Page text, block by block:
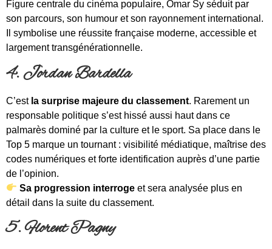
Figure centrale du cinéma populaire, Omar Sy séduit par
son parcours, son humour et son rayonnement international.
Il symbolise une réussite française moderne, accessible et
largement transgénérationnelle.
4. Jordan Bardella
C’est la surprise majeure du classement. Rarement un
responsable politique s’est hissé aussi haut dans ce
palmarès dominé par la culture et le sport. Sa place dans le
Top 5 marque un tournant : visibilité médiatique, maîtrise des
codes numériques et forte identification auprès d’une partie
de l’opinion.
Sa progression interroge et sera analysée plus en
détail dans la suite du classement.
5. Florent Pagny